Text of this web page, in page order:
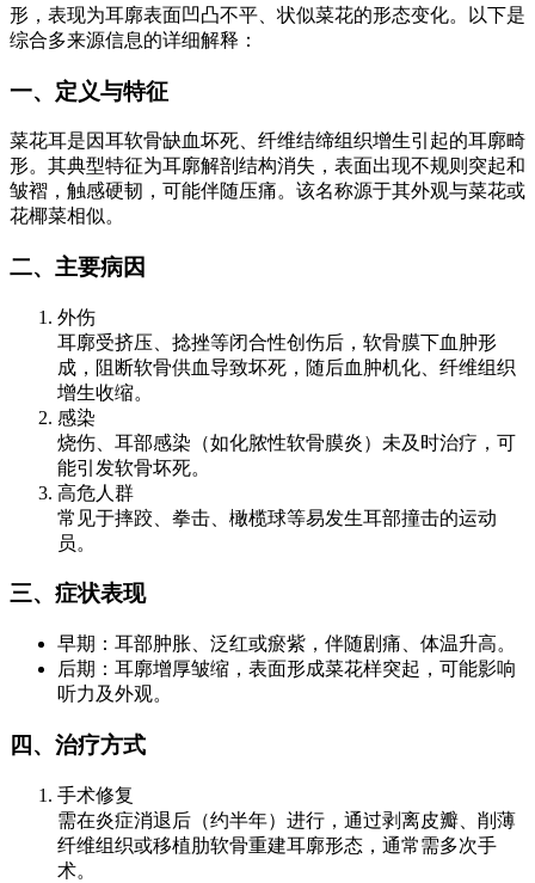
形，表现为耳廓表面凹凸不平、状似菜花的形态变化。以下是
综合多来源信息的详细解释：
一、定义与特征
菜花耳是因耳软骨缺血坏死、纤维结缔组织增生引起的耳廓畸
形。其典型特征为耳廓解剖结构消失，表面出现不规则突起和
皱褶，触感硬韧，可能伴随压痛。该名称源于其外观与菜花或
花椰菜相似。
二、主要病因
外伤
耳廓受挤压、捻挫等闭合性创伤后，软骨膜下血肿形
成，阻断软骨供血导致坏死，随后血肿机化、纤维组织
增生收缩。
感染
烧伤、耳部感染（如化脓性软骨膜炎）未及时治疗，可
能引发软骨坏死。
高危人群
常见于摔跤、拳击、橄榄球等易发生耳部撞击的运动
员。
三、症状表现
早期：耳部肿胀、泛红或瘀紫，伴随剧痛、体温升高。
后期：耳廓增厚皱缩，表面形成菜花样突起，可能影响
听力及外观。
四、治疗方式
手术修复
需在炎症消退后（约半年）进行，通过剥离皮瓣、削薄
纤维组织或移植肋软骨重建耳廓形态，通常需多次手
术。